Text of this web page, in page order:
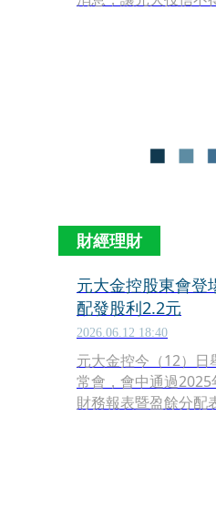
財經理財
元大金控股東會登
配發股利2.2元
2026.06.12 18:40
元大金控今（12）日
常會，會中通過2025
財務報表暨盈餘分配